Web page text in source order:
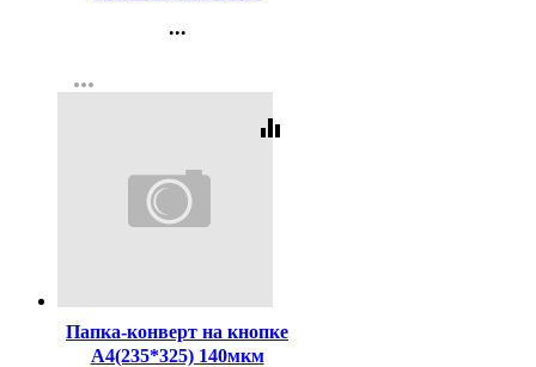
(Ст.24)
...
Регистрация
more_horiz
equalizer
Папка-конверт на кнопке
А4(235*325) 140мкм